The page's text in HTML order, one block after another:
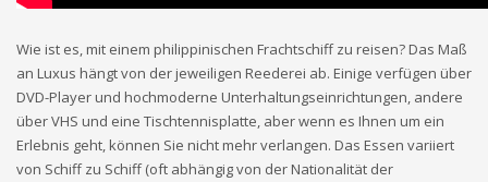
Wie ist es, mit einem philippinischen Frachtschiff zu reisen? Das Maß
an Luxus hängt von der jeweiligen Reederei ab. Einige verfügen über
DVD-Player und hochmoderne Unterhaltungseinrichtungen, andere
über VHS und eine Tischtennisplatte, aber wenn es Ihnen um ein
Erlebnis geht, können Sie nicht mehr verlangen. Das Essen variiert
von Schiff zu Schiff (oft abhängig von der Nationalität der